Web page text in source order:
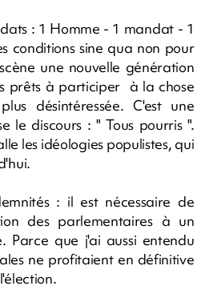
: 1 Homme - 1 mandat - 1
conditions sine qua non pour
une nouvelle génération
prêts à participer à la chose
désintéressée. C'est une
le discours : " Tous pourris ".
les idéologies populistes, qui
: il est nécessaire de
des parlementaires à un
Parce que j'ai aussi entendu
ne profitaient en définitive